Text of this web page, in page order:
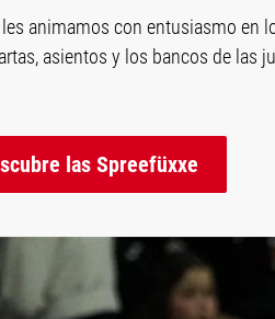
animamos con entusiasmo en
asientos y los bancos de las
las Spreefüxxe